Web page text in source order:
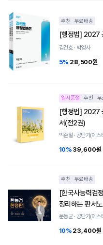
추천 무료배송
[행정법] 2027
김건호 · 박영사
5% 28,500원
일시품절 추천 무
[행정법] 2027
서(전2권)
박준철 · 공단기(에스
10% 39,600원
추천 무료배송
[한국사능력검
정리하는 판서
문동균 · 공단기(에스
10% 23,400원